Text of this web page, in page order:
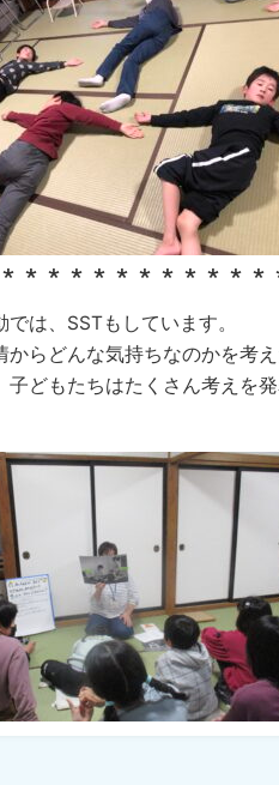
∗ ∗ ∗ ∗ ∗ ∗ ∗ ∗ ∗ ∗
では、SSTもしています。
からどんな気持ちなのかを考
子どもたちはたくさん考えを